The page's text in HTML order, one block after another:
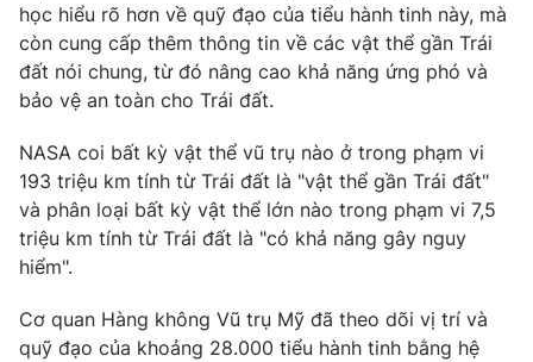
Video Shorts video
VTV Money VTV Thể thao
VTV Sức khoẻ Bất động sản
Thị trường 24h Tấm lòng Việt
VTV4 Vươn mình bằng AI
học hiểu rõ hơn về quỹ đạo của tiểu hành tinh này, mà
còn cung cấp thêm thông tin về các vật thể gần Trái
đất nói chung, từ đó nâng cao khả năng ứng phó và
bảo vệ an toàn cho Trái đất.
NASA coi bất kỳ vật thể vũ trụ nào ở trong phạm vi
193 triệu km tính từ Trái đất là "vật thể gần Trái đất"
và phân loại bất kỳ vật thể lớn nào trong phạm vi 7,5
triệu km tính từ Trái đất là "có khả năng gây nguy
hiểm".
Cơ quan Hàng không Vũ trụ Mỹ đã theo dõi vị trí và
quỹ đạo của khoảng 28.000 tiểu hành tinh bằng hệ